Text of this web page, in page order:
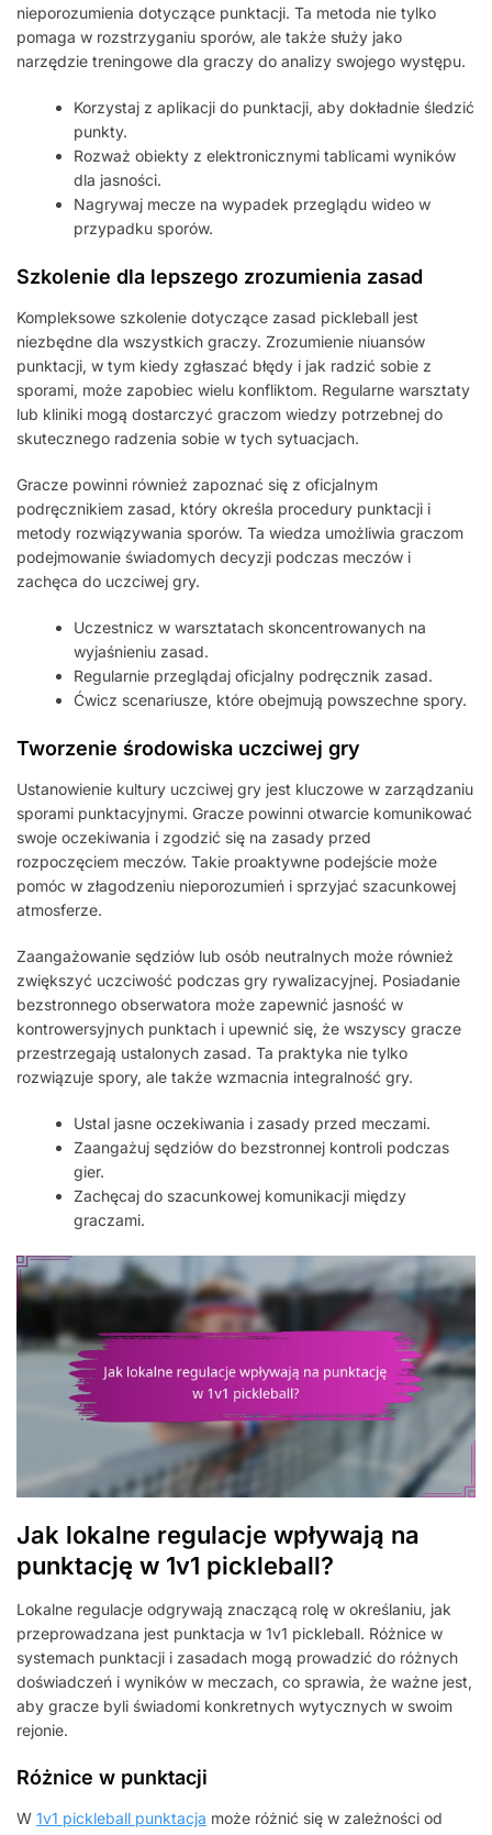
nieporozumienia dotyczące punktacji. Ta metoda nie tylko
pomaga w rozstrzyganiu sporów, ale także służy jako
narzędzie treningowe dla graczy do analizy swojego występu.
Korzystaj z aplikacji do punktacji, aby dokładnie śledzić
punkty.
Rozważ obiekty z elektronicznymi tablicami wyników
dla jasności.
Nagrywaj mecze na wypadek przeglądu wideo w
przypadku sporów.
Szkolenie dla lepszego zrozumienia zasad
Kompleksowe szkolenie dotyczące zasad pickleball jest
niezbędne dla wszystkich graczy. Zrozumienie niuansów
punktacji, w tym kiedy zgłaszać błędy i jak radzić sobie z
sporami, może zapobiec wielu konfliktom. Regularne warsztaty
lub kliniki mogą dostarczyć graczom wiedzy potrzebnej do
skutecznego radzenia sobie w tych sytuacjach.
Gracze powinni również zapoznać się z oficjalnym
podręcznikiem zasad, który określa procedury punktacji i
metody rozwiązywania sporów. Ta wiedza umożliwia graczom
podejmowanie świadomych decyzji podczas meczów i
zachęca do uczciwej gry.
Uczestnicz w warsztatach skoncentrowanych na
wyjaśnieniu zasad.
Regularnie przeglądaj oficjalny podręcznik zasad.
Ćwicz scenariusze, które obejmują powszechne spory.
Tworzenie środowiska uczciwej gry
Ustanowienie kultury uczciwej gry jest kluczowe w zarządzaniu
sporami punktacyjnymi. Gracze powinni otwarcie komunikować
swoje oczekiwania i zgodzić się na zasady przed
rozpoczęciem meczów. Takie proaktywne podejście może
pomóc w złagodzeniu nieporozumień i sprzyjać szacunkowej
atmosferze.
Zaangażowanie sędziów lub osób neutralnych może również
zwiększyć uczciwość podczas gry rywalizacyjnej. Posiadanie
bezstronnego obserwatora może zapewnić jasność w
kontrowersyjnych punktach i upewnić się, że wszyscy gracze
przestrzegają ustalonych zasad. Ta praktyka nie tylko
rozwiązuje spory, ale także wzmacnia integralność gry.
Ustal jasne oczekiwania i zasady przed meczami.
Zaangażuj sędziów do bezstronnej kontroli podczas
gier.
Zachęcaj do szacunkowej komunikacji między
graczami.
Jak lokalne regulacje wpływają na
punktację w 1v1 pickleball?
Lokalne regulacje odgrywają znaczącą rolę w określaniu, jak
przeprowadzana jest punktacja w 1v1 pickleball. Różnice w
systemach punktacji i zasadach mogą prowadzić do różnych
doświadczeń i wyników w meczach, co sprawia, że ważne jest,
aby gracze byli świadomi konkretnych wytycznych w swoim
rejonie.
Różnice w punktacji
W 1v1 pickleball punktacja może różnić się w zależności od